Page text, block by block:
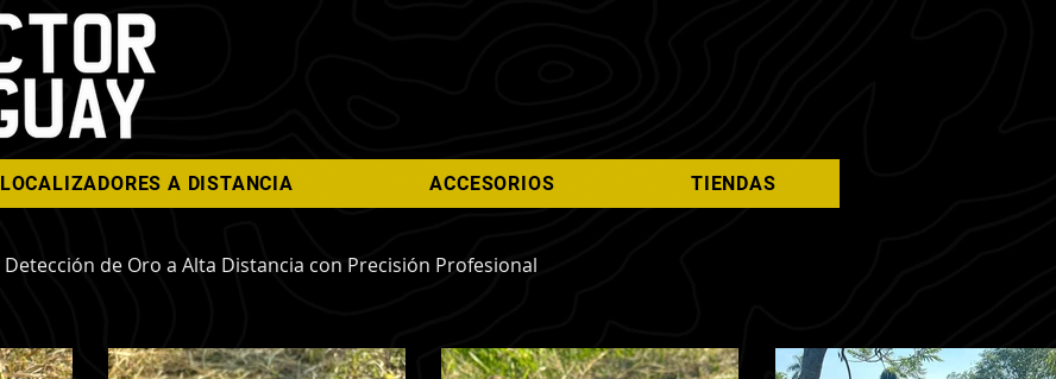
LOCALIZADORES A DISTANCIA ACCESORIOS TIENDAS
Detección de Oro a Alta Distancia con Precisión Profesional